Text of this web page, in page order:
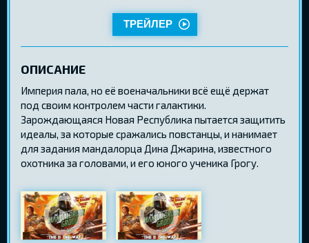
ТРЕЙЛЕР
ОПИСАНИЕ
Империя пала, но её военачальники всё ещё держат
под своим контролем части галактики.
Зарождающаяся Новая Республика пытается защитить
идеалы, за которые сражались повстанцы, и нанимает
для задания мандалорца Дина Джарина, известного
охотника за головами, и его юного ученика Грогу.